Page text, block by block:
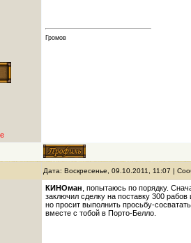
Громов
Дата: Воскресенье, 09.10.2011, 11:07 |
КИНОман , попытаюсь по порядку.
заключил сделку на поставку 300
но просит выполнить просьбу-
вместе с тобой в Порто-Белло.